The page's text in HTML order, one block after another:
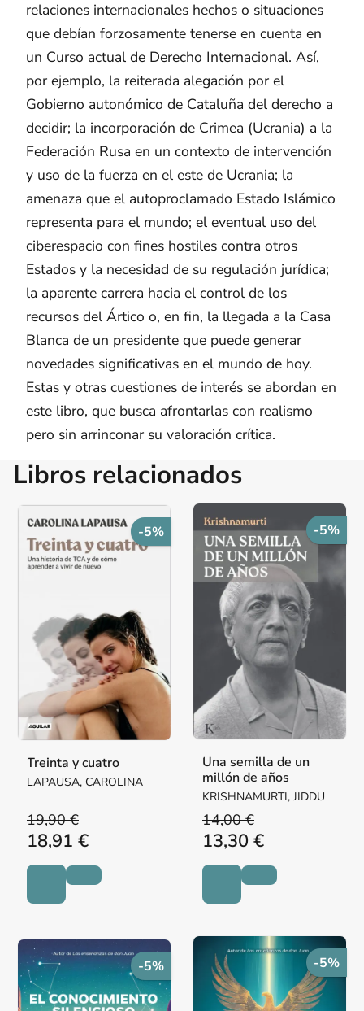
relaciones internacionales hechos o situaciones
que debían forzosamente tenerse en cuenta en
un Curso actual de Derecho Internacional. Así,
por ejemplo, la reiterada alegación por el
Gobierno autonómico de Cataluña del derecho a
decidir; la incorporación de Crimea (Ucrania) a la
Federación Rusa en un contexto de intervención
y uso de la fuerza en el este de Ucrania; la
amenaza que el autoproclamado Estado Islámico
representa para el mundo; el eventual uso del
ciberespacio con fines hostiles contra otros
Estados y la necesidad de su regulación jurídica;
la aparente carrera hacia el control de los
recursos del Ártico o, en fin, la llegada a la Casa
Blanca de un presidente que puede generar
novedades significativas en el mundo de hoy.
Estas y otras cuestiones de interés se abordan en
este libro, que busca afrontarlas con realismo
pero sin arrinconar su valoración crítica.
Libros relacionados
-5%
Treinta y cuatro
LAPAUSA, CAROLINA
19,90 €
18,91 €
-5%
Una semilla de un
millón de años
KRISHNAMURTI, JIDDU
14,00 €
13,30 €
-5% -5%